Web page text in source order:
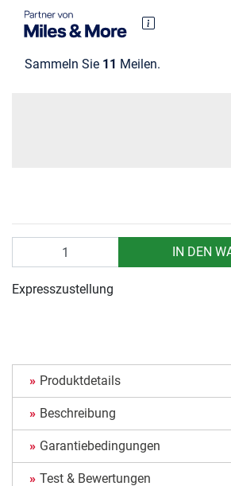
Sammeln Sie 11 Meilen.
IN DEN
Expresszustellung
Produktdetails
Beschreibung
Garantiebedingungen
Test & Bewertungen